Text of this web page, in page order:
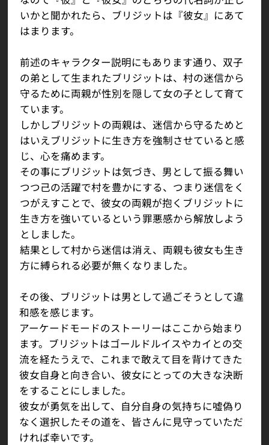
いかと聞かれたら、ブリジットは『彼女』にあて
はまります。
前述のキャラクター説明にもあります通り、双子
の弟として生まれたブリジットは、村の迷信から
守るために両親が性別を隠して女の子として育て
ています。
しかしブリジットの両親は、迷信から守るためと
はいえブリジットに生き方を強制させていると感
じ、心を痛めます。
その事にブリジットは気づき、男として振る舞い
つつ己の活躍で村を豊かにする、つまり迷信をく
つがえすことで、彼女の両親が抱くブリジットに
生き方を強いているという罪悪感から解放しよう
としました。
結果として村から迷信は消え、両親も彼女も生き
方に縛られる必要が無くなりました。
その後、ブリジットは男として過ごそうとして違
和感を感じます。
アーケードモードのストーリーはここから始まり
ます。ブリジットはゴールドルイスやカイとの交
流を経たうえで、これまで敢えて目を背けてきた
彼女自身と向き合い、彼女にとっての大きな決断
をすることにしました。
彼女が勇気を出して、自分自身の気持ちに噓偽り
なく選択したその道を、皆さんに見守っていただ
ければ幸いです。